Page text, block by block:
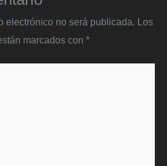
electrónico no será publicada. Los
marcados con *